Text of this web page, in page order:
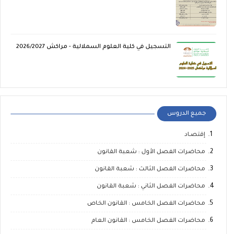
التسجيل في كلية العلوم السملالية - مراكش 2026/2027
جميع الدروس
إقتصـاد
محاضرات الفصل الأول : شعبة القانون
محاضرات الفصل الثالث : شعبة القانون
محاضرات الفصل الثاني : شعبة القانون
محاضرات الفصل الخامس : القانون الخاص
محاضرات الفصل الخامس : القانون العام